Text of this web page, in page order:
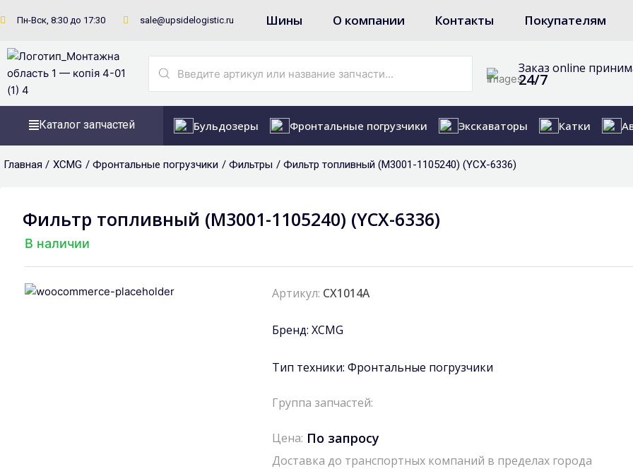
к
Пн-Вск, 8:30 до 17:30 sale@upsidelogistic.ru Шины О компании Контакты Покупателям
Заказ online
24/7
Каталог запчастей Бульдозеры Фронтальные погрузчики Экскаваторы Катки
Главная / XCMG / Фронтальные погрузчики / Фильтры / Фильтр топливный (M3001-1105240) (YCX-6336)
Фильтр топливный (M3001-1105240) (YCX-6336)
В наличии
Артикул: СХ1014A
Бренд: XCMG
Тип техники: Фронтальные погрузчики
Группа запчастей:
Цена: По запросу
Доставка до транспортных компаний в пределах города